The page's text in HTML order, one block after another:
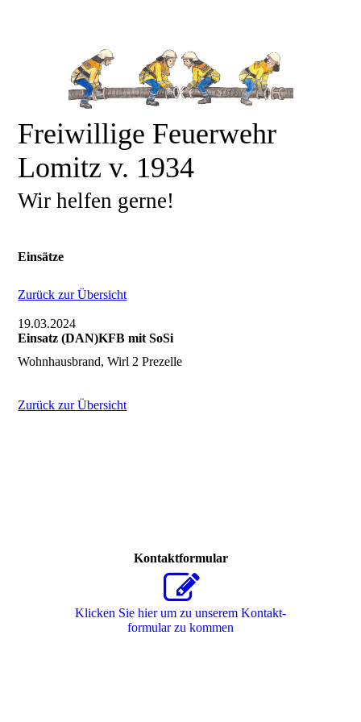
Freiwillige Feuerwehr
Lomitz v. 1934
Wir helfen gerne!
Einsätze
Zurück zur Übersicht
19.03.2024
Einsatz (DAN)KFB mit SoSi
Wohnhausbrand, Wirl 2 Prezelle
Zurück zur Übersicht
Kontaktformular
Klicken Sie hier um zu unserem Kon­takt­
for­mu­lar zu kommen